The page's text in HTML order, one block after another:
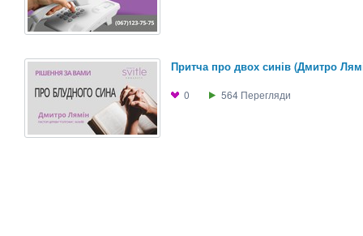
Притча про двох синів (Дмитро
0 564 Перегляди